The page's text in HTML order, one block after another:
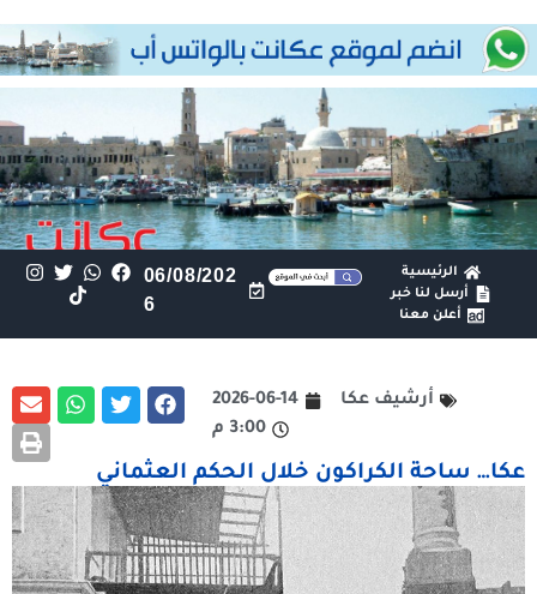
الرئيسية
أرسل لنا خبر
أعلن معنا
06/08/202
6
أرشيف عكا
2026-06-14
3:00 م
عكا… ساحة الكراكون خلال الحكم العثماني